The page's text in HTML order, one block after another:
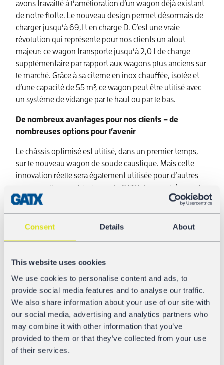
Consent Details About
This website uses cookies
We use cookies to personalise content and ads, to
provide social media features and to analyse our traffic.
We also share information about your use of our site with
our social media, advertising and analytics partners who
may combine it with other information that you’ve
provided to them or that they’ve collected from your use
of their services.
avons travaillé à l’amélioration d’un wagon déjà existant
de notre flotte. Le nouveau design permet désormais de
charger jusqu’à 69,1 t en charge D. C’est une vraie
révolution qui représente pour nos clients un atout
majeur: ce wagon transporte jusqu’à 2,0 t de charge
supplémentaire par rapport aux wagons plus anciens sur
le marché. Grâce à sa citerne en inox chauffée, isolée et
d’une capacité de 55 m³, ce wagon peut être utilisé avec
un système de vidange par le haut ou par le bas.
De nombreux avantages pour nos clients – de
nombreuses options pour l’avenir
Le châssis optimisé est utilisé, dans un premier temps,
sur le nouveau wagon de soude caustique. Mais cette
innovation réelle sera également utilisée pour d’autres
wagons-citernes chimiques de GATX dans un très proche
avenir – ce wagon à usage flexible n’est pas seulement
adapté au transport de soude caustique, mais également
au transport d’acide phosphorique, de chloroforme ou
Poids à vide de seulement 20,9 t environ
Frein à main à commande sur couloir
Pièce en T isolée et chauffante
Design Push-Brake et bogie sans traverse
d’attelage
Pas d’échelle